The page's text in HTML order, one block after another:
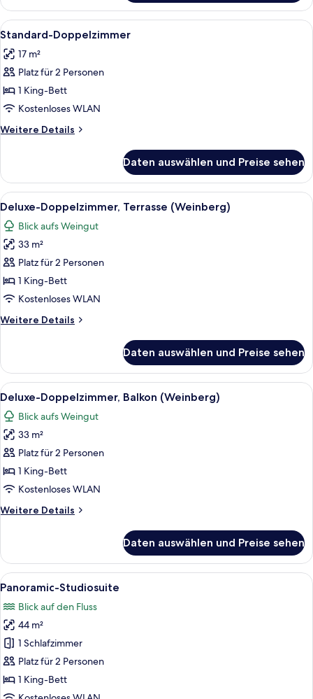
Doppelzimmer,
Balkon
(Moselzimmer)
Alle
Fotos
für
Standard-
Doppelzimmer
anzeigen
Ein Hotelzimmer mit zwei Betten,
6
Standard-Doppelzimmer
17 m²
Platz für 2 Personen
1 King-Bett
Kostenloses WLAN
Weitere Details
Weitere
Doppelzimmer
Daten auswählen und Preise sehen
Alle
Fotos
für
Deluxe-
Doppelzimmer,
Terrasse
(Weinberg)
Ein Hotelzimmer mit rotem Teppich,
7
Deluxe-Doppelzimmer, Terrasse (Weinberg)
Blick aufs Weingut
33 m²
Platz für 2 Personen
1 King-Bett
Kostenloses WLAN
Weitere Details
Weitere
Doppelzimmer,
Terrasse
(Weinberg)
Daten auswählen und Preise sehen
Alle
Fotos
für
Deluxe-
Doppelzimmer,
Balkon
(Weinberg)
Deluxe-Doppelzimmer, Balkon
7
Deluxe-Doppelzimmer, Balkon (Weinberg)
Blick aufs Weingut
33 m²
Platz für 2 Personen
1 King-Bett
Kostenloses WLAN
Weitere Details
Weitere
Doppelzimmer,
Balkon
(Weinberg)
Daten auswählen und Preise sehen
Alle
Fotos
für
Panoramic-
Studiosuite
anzeigen
Ein geräumiges Schlafzimmer mit
11
Panoramic-Studiosuite
Blick auf den Fluss
44 m²
1 Schlafzimmer
Platz für 2 Personen
1 King-Bett